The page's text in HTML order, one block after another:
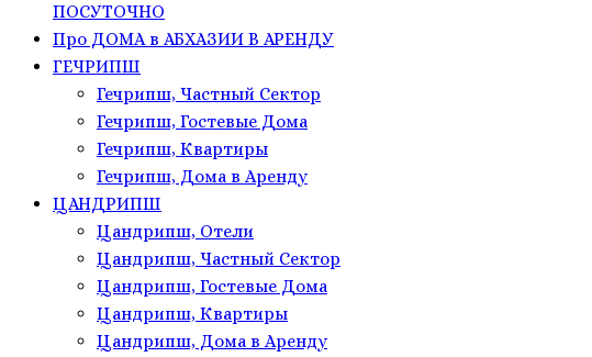
ПОСУТОЧНО
Про ДОМА в АБХАЗИИ В АРЕНДУ
ГЕЧРИПШ
Гечрипш, Частный Сектор
Гечрипш, Гостевые Дома
Гечрипш, Квартиры
Гечрипш, Дома в Аренду
ЦАНДРИПШ
Цандрипш, Отели
Цандрипш, Частный Сектор
Цандрипш, Гостевые Дома
Цандрипш, Квартиры
Цандрипш, Дома в Аренду